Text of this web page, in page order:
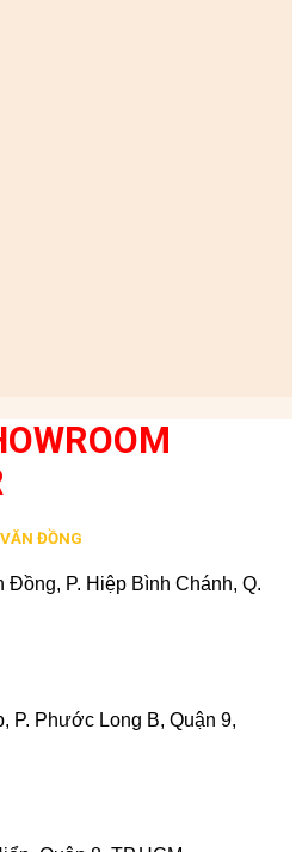
ĐỒNG
Đồng, P. Hiệp Bình Chánh, Q.
P. Phước Long B, Quận 9,